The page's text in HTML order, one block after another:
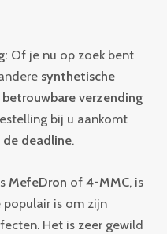
Of je nu op zoek bent
synthetische
betrouwbare verzending
bij u aankomt
de deadline.
MefeDron of 4-MMC, is
is om zijn
Het is zeer gewild